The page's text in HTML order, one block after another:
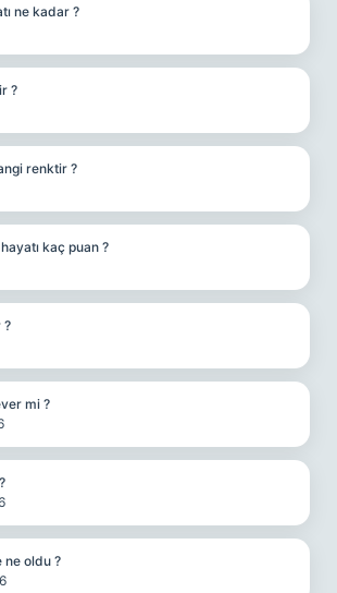
ne kadar ?
?
renktir ?
kaç puan ?
?
mi ?
ne oldu ?